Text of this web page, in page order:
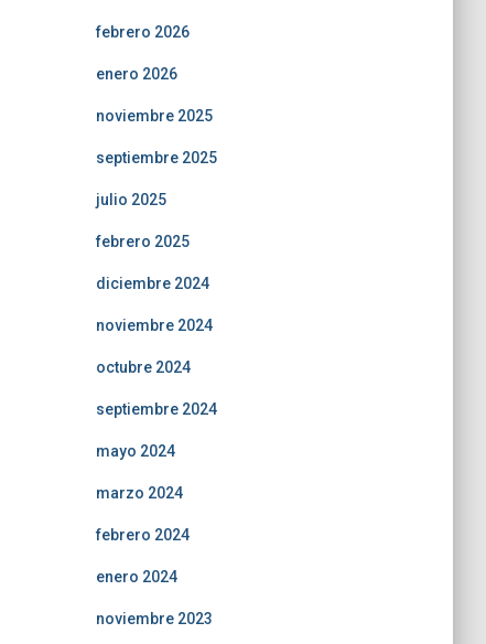
febrero 2026
enero 2026
noviembre 2025
septiembre 2025
julio 2025
febrero 2025
diciembre 2024
noviembre 2024
octubre 2024
septiembre 2024
mayo 2024
marzo 2024
febrero 2024
enero 2024
noviembre 2023